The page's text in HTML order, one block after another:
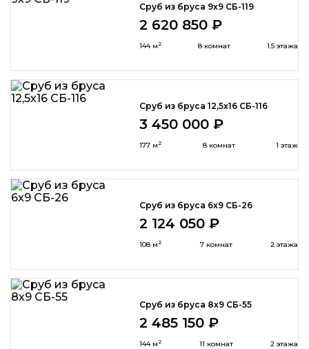
Сруб из бруса 9х9 СБ-119
2 620 850 ₽
144 м 2 8 комнат 1.5 этажа
Сруб из бруса 12,5х16 СБ-116
3 450 000 ₽
177 м 2 8 комнат 1 этаж
Сруб из бруса 6x9 СБ-26
2 124 050 ₽
108 м 2 7 комнат 2 этажа
Сруб из бруса 8x9 СБ-55
2 485 150 ₽
144 м 2 11 комнат 2 этажа